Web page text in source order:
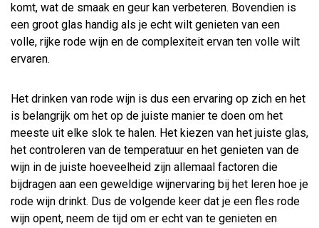
komt, wat de smaak en geur kan verbeteren. Bovendien is
een groot glas handig als je echt wilt genieten van een
volle, rijke rode wijn en de complexiteit ervan ten volle wilt
ervaren.
Het drinken van rode wijn is dus een ervaring op zich en het
is belangrijk om het op de juiste manier te doen om het
meeste uit elke slok te halen. Het kiezen van het juiste glas,
het controleren van de temperatuur en het genieten van de
wijn in de juiste hoeveelheid zijn allemaal factoren die
bijdragen aan een geweldige wijnervaring bij het leren hoe je
rode wijn drinkt. Dus de volgende keer dat je een fles rode
wijn opent, neem de tijd om er echt van te genieten en